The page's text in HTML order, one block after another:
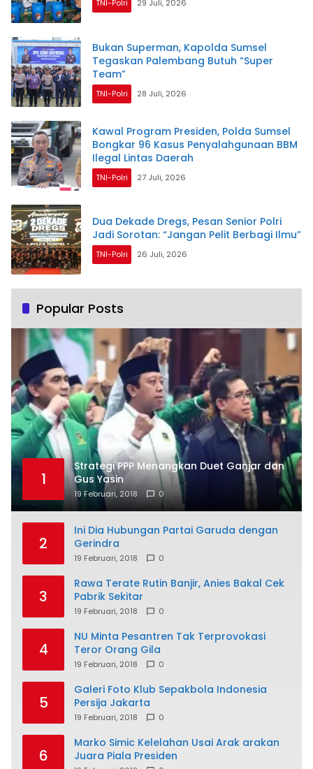
TNI-Polri 29 Juli, 2026
Bukan Superman, Kapolda Sumsel
Tegaskan Palembang Butuh “Super
Team”
TNI-Polri 28 Juli, 2026
Kawal Program Presiden, Polda Sumsel
Bongkar 96 Kasus Penyalahgunaan BBM
Ilegal Lintas Daerah
TNI-Polri 27 Juli, 2026
Dua Dekade Dregs, Pesan Senior Polri
Jadi Sorotan: “Jangan Pelit Berbagi Ilmu”
TNI-Polri 26 Juli, 2026
Popular Posts
1
Strategi PPP Menangkan Duet Ganjar dan
Gus Yasin
19 Februari, 2018 0
2
Ini Dia Hubungan Partai Garuda dengan
Gerindra
19 Februari, 2018 0
3
Rawa Terate Rutin Banjir, Anies Bakal Cek
Pabrik Sekitar
19 Februari, 2018 0
4
NU Minta Pesantren Tak Terprovokasi
Teror Orang Gila
19 Februari, 2018 0
5
Galeri Foto Klub Sepakbola Indonesia
Persija Jakarta
19 Februari, 2018 0
6
Marko Simic Kelelahan Usai Arak arakan
Juara Piala Presiden